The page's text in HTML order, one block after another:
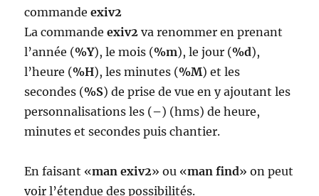
commandeexiv2
La commandeexiv2 va renommer en prenant
l’année (%Y), le mois (%m), le jour (%d),
l’heure (%H), les minutes (%M) et les
secondes (%S) de prise de vue en y ajoutant les
personnalisations les (–) (hms) de heure,
minutes et secondes puis chantier.
En faisant «man exiv2» ou «man find» on peut
voir l’étendue des possibilités.